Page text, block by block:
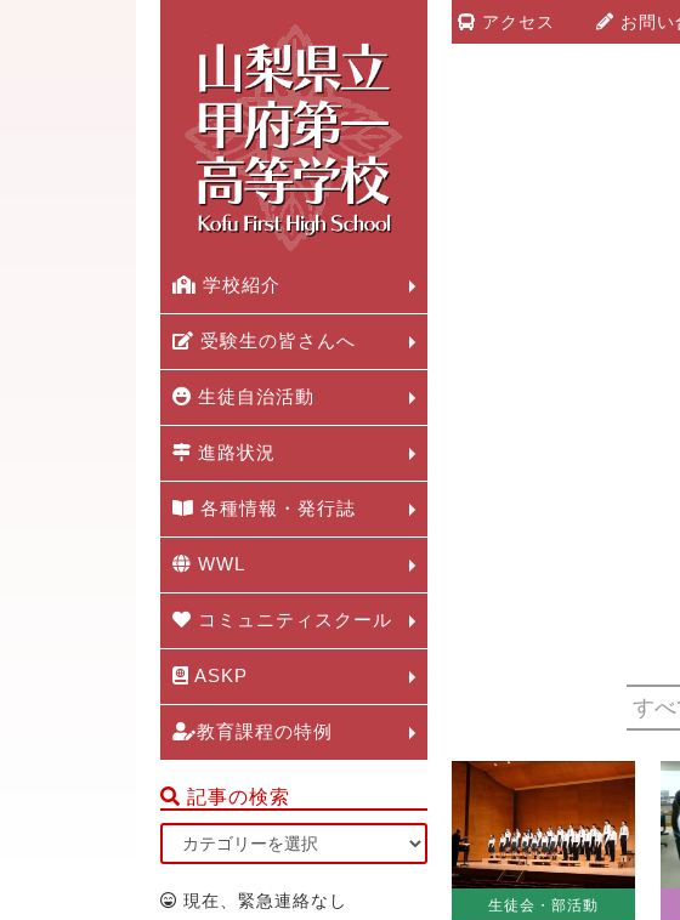
学校紹介
受験生の皆さんへ
生徒自治活動
進路状況
各種情報・発行誌
WWL
コミュニティスクール
ASKP
教育課程の特例
記事の検索
現在、緊急連絡なし
アクセス お問い
すべ
生徒会・部活動